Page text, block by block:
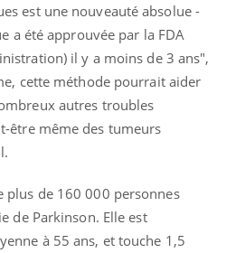
est une nouveauté absolue -
a été approuvée par la FDA
il y a moins de 3 ans",
cette méthode pourrait aider
autres troubles
être même des tumeurs
plus de 160 000 personnes
de Parkinson. Elle est
à 55 ans, et touche 1,5